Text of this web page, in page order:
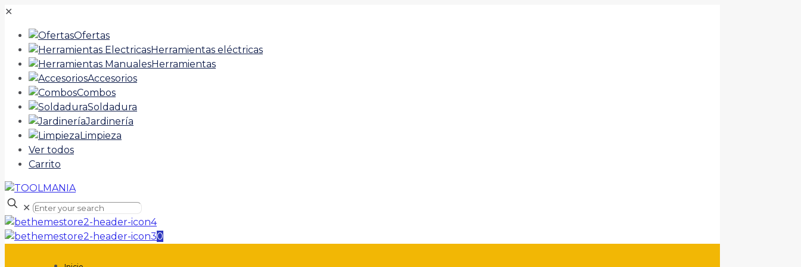
✕
Ofertas
Herramientas eléctricas
Herramientas
Accesorios
Combos
Soldadura
Jardinería
Limpieza
Ver todos
Carrito
✕
0